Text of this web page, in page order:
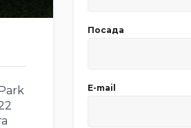
Посада
E-mail